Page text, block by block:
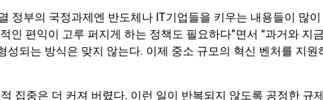
정부의 국정과제엔 반도체나 IT기업들을 키우는 내용들이 많이
인 편익이 고루 퍼지게 하는 정책도 필요하다”면서 “과거와 지금
되는 방식은 맞지 않는다. 이제 중소 규모의 혁신 벤처를 지원
집중은 더 커져 버렸다. 이런 일이 반복되지 않도록 공정한 규제